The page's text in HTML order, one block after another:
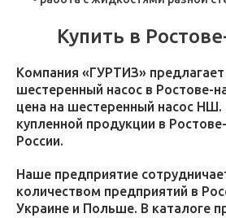
Купить в
Компания «ГУРТИЗ» предлагает
шестеренный насос в Ростове-
цена на шестеренный насос НШ.
купленной продукции в
России.
Наше предприятие
количеством предприятий в
Украине и Польше. В каталоге